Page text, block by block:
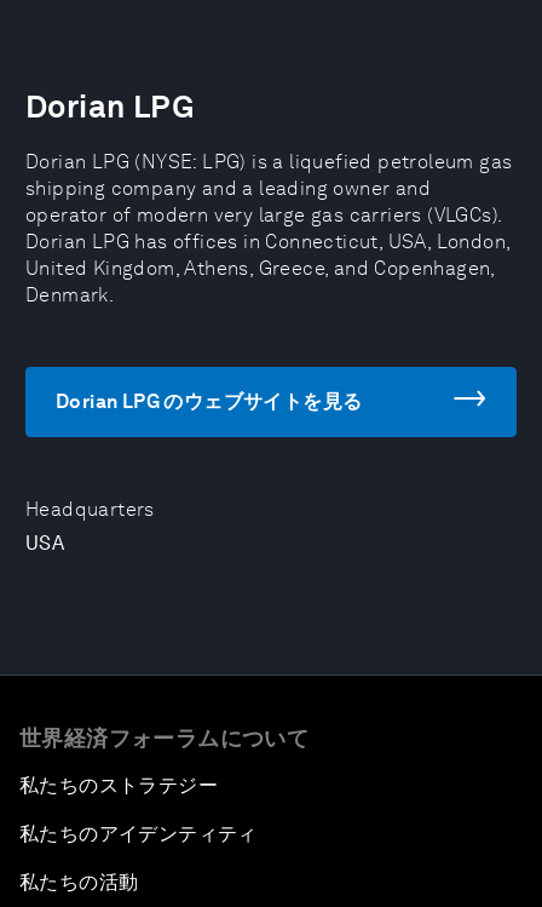
Headquarters
USA
Dorian LPG
Dorian LPG (NYSE: LPG) is a liquefied petroleum gas
shipping company and a leading owner and
operator of modern very large gas carriers (VLGCs).
Dorian LPG has offices in Connecticut, USA, London,
United Kingdom, Athens, Greece, and Copenhagen,
Denmark.
Dorian LPG のウェブサイトを見る
世界経済フォーラムについて
私たちのストラテジー
私たちのアイデンティティ
私たちの活動